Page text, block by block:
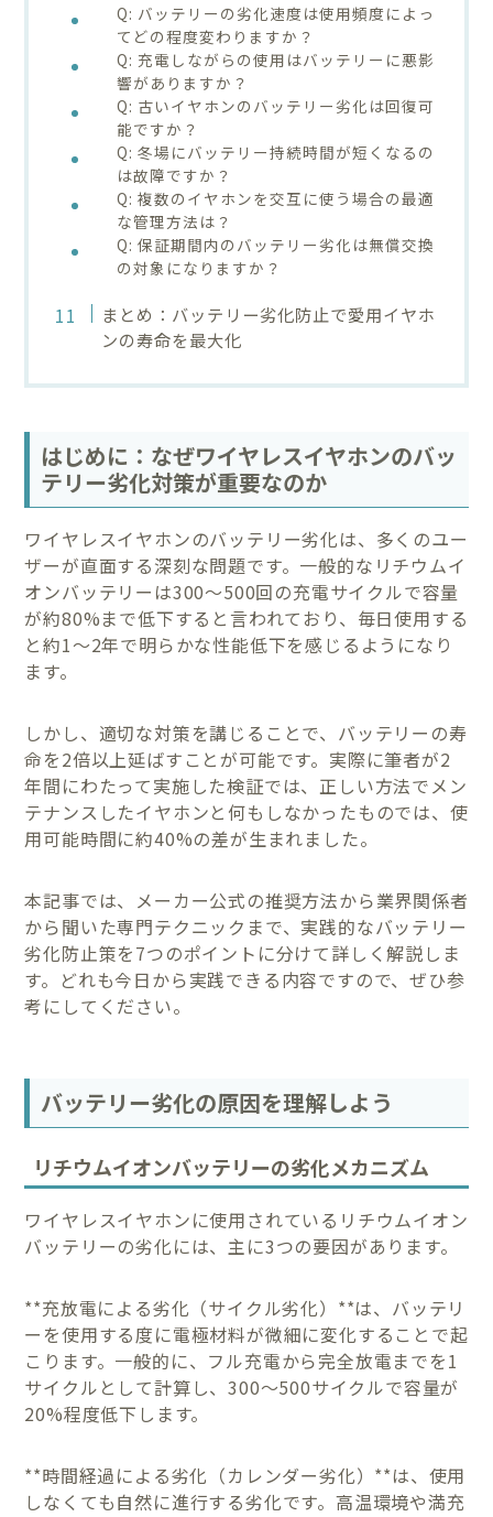
Q: バッテリーの劣化速度は使用頻度によっ
てどの程度変わりますか？
Q: 充電しながらの使用はバッテリーに悪影
響がありますか？
Q: 古いイヤホンのバッテリー劣化は回復可
能ですか？
Q: 冬場にバッテリー持続時間が短くなるの
は故障ですか？
Q: 複数のイヤホンを交互に使う場合の最適
な管理方法は？
Q: 保証期間内のバッテリー劣化は無償交換
の対象になりますか？
まとめ：バッテリー劣化防止で愛用イヤホ
ンの寿命を最大化
はじめに：なぜワイヤレスイヤホンのバッ
テリー劣化対策が重要なのか
ワイヤレスイヤホンのバッテリー劣化は、多くのユー
ザーが直面する深刻な問題です。一般的なリチウムイ
オンバッテリーは300〜500回の充電サイクルで容量
が約80%まで低下すると言われており、毎日使用する
と約1〜2年で明らかな性能低下を感じるようになり
ます。
しかし、適切な対策を講じることで、バッテリーの寿
命を2倍以上延ばすことが可能です。実際に筆者が2
年間にわたって実施した検証では、正しい方法でメン
テナンスしたイヤホンと何もしなかったものでは、使
用可能時間に約40%の差が生まれました。
本記事では、メーカー公式の推奨方法から業界関係者
から聞いた専門テクニックまで、実践的なバッテリー
劣化防止策を7つのポイントに分けて詳しく解説しま
す。どれも今日から実践できる内容ですので、ぜひ参
考にしてください。
バッテリー劣化の原因を理解しよう
リチウムイオンバッテリーの劣化メカニズム
ワイヤレスイヤホンに使用されているリチウムイオン
バッテリーの劣化には、主に3つの要因があります。
**充放電による劣化（サイクル劣化）**は、バッテリ
ーを使用する度に電極材料が微細に変化することで起
こります。一般的に、フル充電から完全放電までを1
サイクルとして計算し、300〜500サイクルで容量が
20%程度低下します。
**時間経過による劣化（カレンダー劣化）**は、使用
しなくても自然に進行する劣化です。高温環境や満充